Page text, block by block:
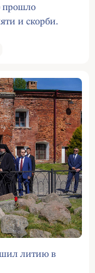
прошло
и скорби.
литию в